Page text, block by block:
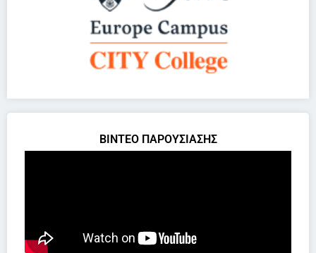
ΒΙΝΤΕΟ ΠΑΡΟΥΣΙΑΣΗΣ